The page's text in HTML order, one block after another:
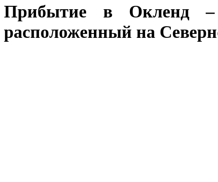
Прибытие в Окленд –
расположенный на